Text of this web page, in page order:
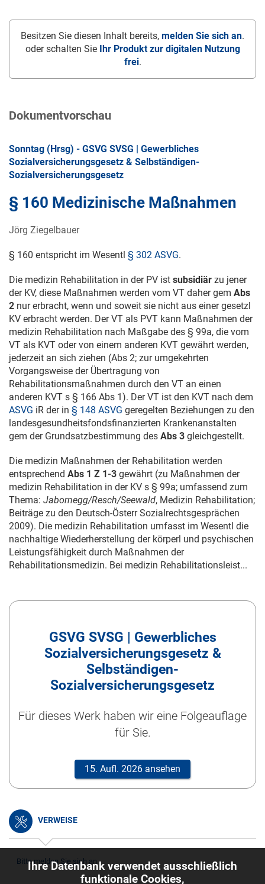
Besitzen Sie diesen Inhalt bereits, melden Sie sich an.
oder schalten Sie
Ihr Produkt zur digitalen Nutzung
frei.
Dokumentvorschau
Sonntag (Hrsg) - GSVG SVSG | Gewerbliches
Sozialversicherungsgesetz & Selbständigen-
Sozialversicherungsgesetz
§ 160 Medizinische Maßnahmen
Jörg Ziegelbauer
§ 160 entspricht im Wesentl § 302 ASVG.
Die medizin Rehabilitation in der PV ist subsidiär zu jener
der KV, diese Maßnahmen werden vom VT daher gem Abs
2 nur erbracht, wenn und soweit sie nicht aus einer gesetzl
KV erbracht werden. Der VT als PVT kann Maßnahmen der
medizin Rehabilitation nach Maßgabe des § 99a, die vom
VT als KVT oder von einem anderen KVT gewährt werden,
jederzeit an sich ziehen (Abs 2; zur umgekehrten
Vorgangsweise der Übertragung von
Rehabilitationsmaßnahmen durch den VT an einen
anderen KVT s § 166 Abs 1). Der VT ist den KVT nach dem
ASVG iR der in § 148 ASVG geregelten Beziehungen zu den
landesgesundheitsfondsfinanzierten Krankenanstalten
gem der Grundsatzbestimmung des Abs 3 gleichgestellt.
Die medizin Maßnahmen der Rehabilitation werden
entsprechend Abs 1 Z 1-3 gewährt (zu Maßnahmen der
medizin Rehabilitation in der KV s § 99a; umfassend zum
Thema: Jabornegg/Resch/Seewald, Medizin Rehabilitation;
Beiträge zu den Deutsch-Österr Sozialrechtsgesprächen
2009). Die medizin Rehabilitation umfasst im Wesentl die
nachhaltige Wiederherstellung der körperl und psychischen
Leistungsfähigkeit durch Maßnahmen der
Rehabilitationsmedizin. Bei medizin Rehabilitationsleist...
GSVG SVSG | Gewerbliches
Sozialversicherungsgesetz &
Selbständigen-
Sozialversicherungsgesetz
Für dieses Werk haben wir eine Folgeauflage
für Sie.
15. Aufl. 2026 ansehen
VERWEISE
Bitte melden Sie sich an.
Ihre Datenbank verwendet ausschließlich
funktionale Cookies,